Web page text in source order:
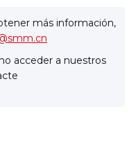
más información,
acceder a nuestros